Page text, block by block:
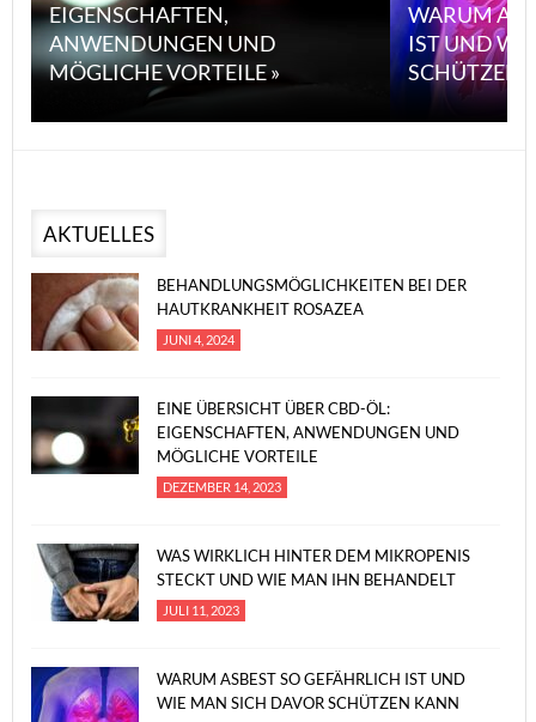
EIGENSCHAFTEN,
ANWENDUNGEN UND
MÖGLICHE VORTEILE »
WARUM
IST UND
SCHÜTZEN
AKTUELLES
BEHANDLUNGSMÖGLICHKEITEN BEI DER
HAUTKRANKHEIT ROSAZEA
JUNI 4, 2024
EINE ÜBERSICHT ÜBER CBD-ÖL:
EIGENSCHAFTEN, ANWENDUNGEN UND
MÖGLICHE VORTEILE
DEZEMBER 14, 2023
WAS WIRKLICH HINTER DEM MIKROPENIS
STECKT UND WIE MAN IHN BEHANDELT
JULI 11, 2023
WARUM ASBEST SO GEFÄHRLICH IST UND
WIE MAN SICH DAVOR SCHÜTZEN KANN